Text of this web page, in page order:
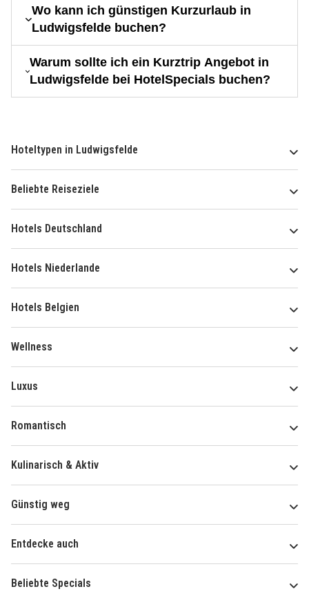
Wo kann ich günstigen Kurzurlaub in
Ludwigsfelde buchen?
Warum sollte ich ein Kurztrip Angebot in
Ludwigsfelde bei HotelSpecials buchen?
Hoteltypen in Ludwigsfelde
Beliebte Reiseziele
Hotels Deutschland
Hotels Niederlande
Hotels Belgien
Wellness
Luxus
Romantisch
Kulinarisch & Aktiv
Günstig weg
Entdecke auch
Beliebte Specials